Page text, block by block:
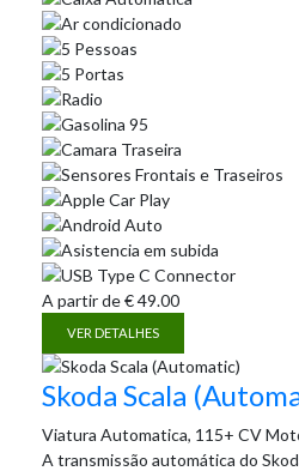
A partir de€49.00
VER DETALHES
Skoda Scala
Viatura Automatica, 115+ CV
A transmissão automática do